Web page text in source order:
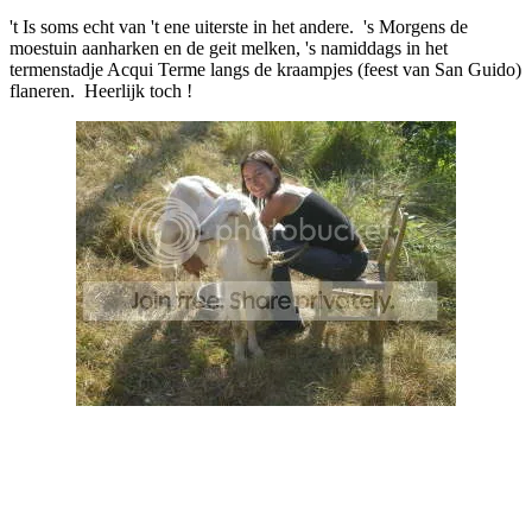
't Is soms echt van 't ene uiterste in het andere. 's Morgens de
moestuin aanharken en de geit melken, 's namiddags in het
termenstadje Acqui Terme langs de kraampjes (feest van San Guido)
flaneren. Heerlijk toch !